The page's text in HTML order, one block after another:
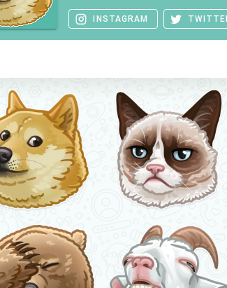
INSTAGRAM